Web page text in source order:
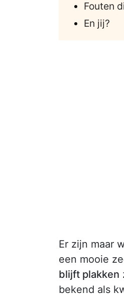
Fouten
En jij?
Er zijn maar
een mooie
blijft plakken
bekend als